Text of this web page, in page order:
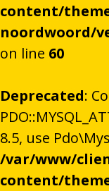
content/
noordwoord/
on line 60
Deprecated:
8.5, use
/var/www/
content/